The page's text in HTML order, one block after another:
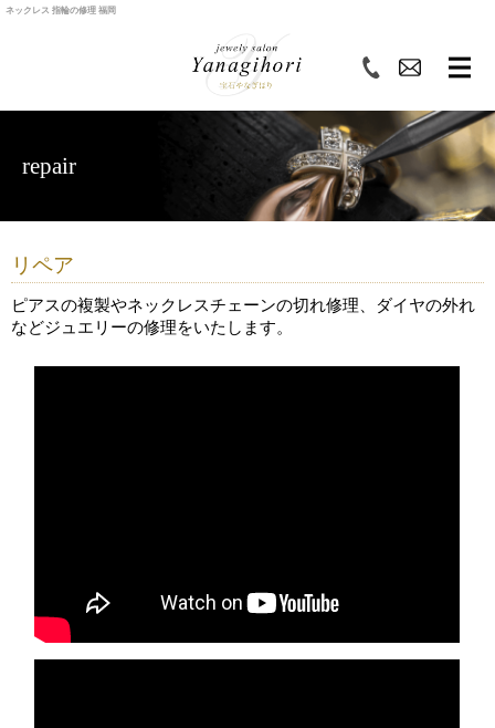
ネックレス 指輪の修理 福岡
repair
リペア
ピアスの複製やネックレスチェーンの切れ修理、ダイヤの外れ
などジュエリーの修理をいたします。